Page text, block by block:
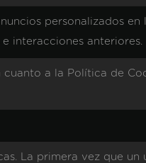
personalizados en
interacciones anteriores.
cuanto a la Política de
La primera vez que un